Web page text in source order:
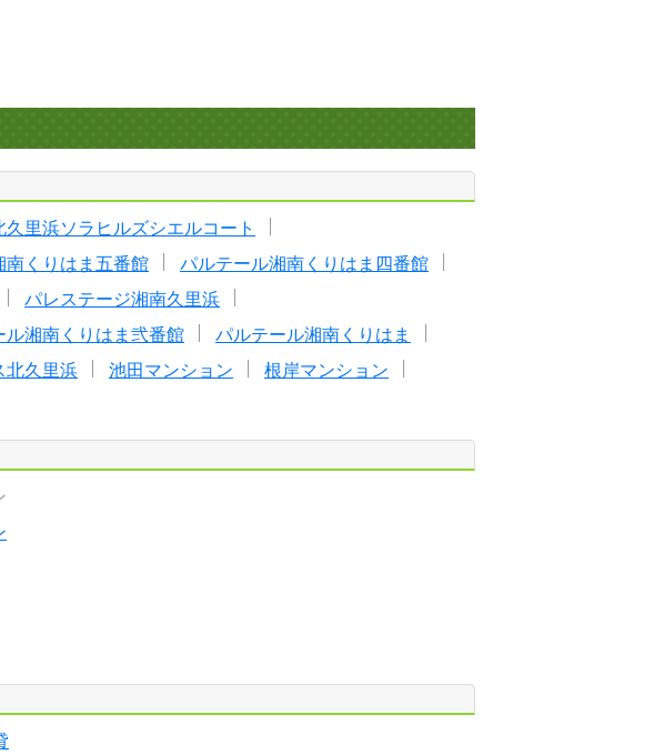
久里浜ソラヒルズシエルコート
南くりはま五番館
パルテール湘南くりはま四番館
パレステージ湘南久里浜
ル湘南くりはま弐番館
パルテール湘南くりはま
北久里浜 池田マンション
根岸マンション